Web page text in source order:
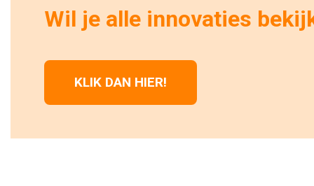
Wil je alle innovaties
KLIK DAN HIER!